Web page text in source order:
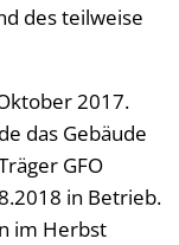
des teilweise
2017.
das Gebäude
GFO
in Betrieb.
im Herbst